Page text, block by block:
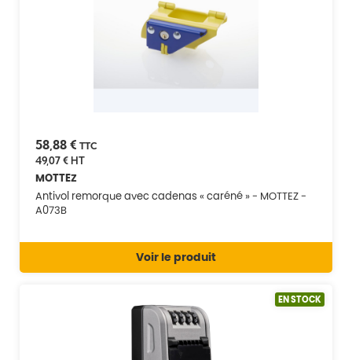
58,88 € TTC
49,07 €HT
MOTTEZ
Antivol remorque avec cadenas « caréné » - MOTTEZ -
A073B
Voir le produit
EN STOCK